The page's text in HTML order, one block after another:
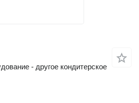
- другое кондитерское